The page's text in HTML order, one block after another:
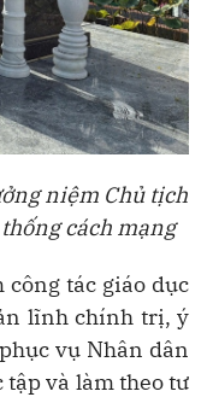
niệm Chủ tịch
cách mạng
tác giáo dục
lĩnh chính trị, ý
vụ Nhân dân
tập và làm theo tư